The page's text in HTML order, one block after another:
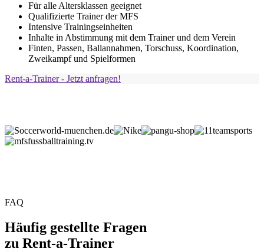
Für alle Altersklassen geeignet
Qualifizierte Trainer der MFS
Intensive Trainingseinheiten
Inhalte in Abstimmung mit dem Trainer und dem Verein
Finten, Passen, Ballannahmen, Torschuss, Koordination,
Zweikampf und Spielformen
Rent-a-Trainer - Jetzt anfragen!
FAQ
Häufig gestellte Fragen
zu Rent-a-Trainer